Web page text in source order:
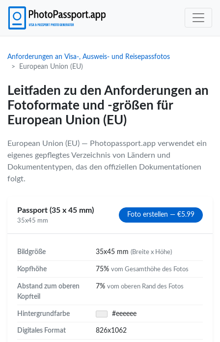
Anforderungen an Visa-, Ausweis- und Reisepassfotos
European Union (EU)
Leitfaden zu den Anforderungen an
Fotoformate und -größen für
European Union (EU)
European Union (EU) — Photopassport.app verwendet ein
eigenes gepflegtes Verzeichnis von Ländern und
Dokumententypen, das den offiziellen Dokumentationen
folgt.
Passport (35 x 45 mm)
35x45 mm
Foto erstellen — €5.99
Bildgröße 35x45 mm (Breite x Höhe)
Kopfhöhe 75% vom Gesamthöhe des Fotos
Abstand zum oberen
Kopfteil
7% vom oberen Rand des Fotos
Hintergrundfarbe #eeeeee
Digitales Format 826x1062